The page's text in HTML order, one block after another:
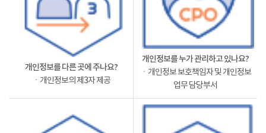
개인정보를 다른 곳에 주나요?
ㆍ개인정보의 제3자 제공
개인정보를 누가 관리하고 있나요?
ㆍ개인정보 보호책임자 및 개인정보
업무 담당부서